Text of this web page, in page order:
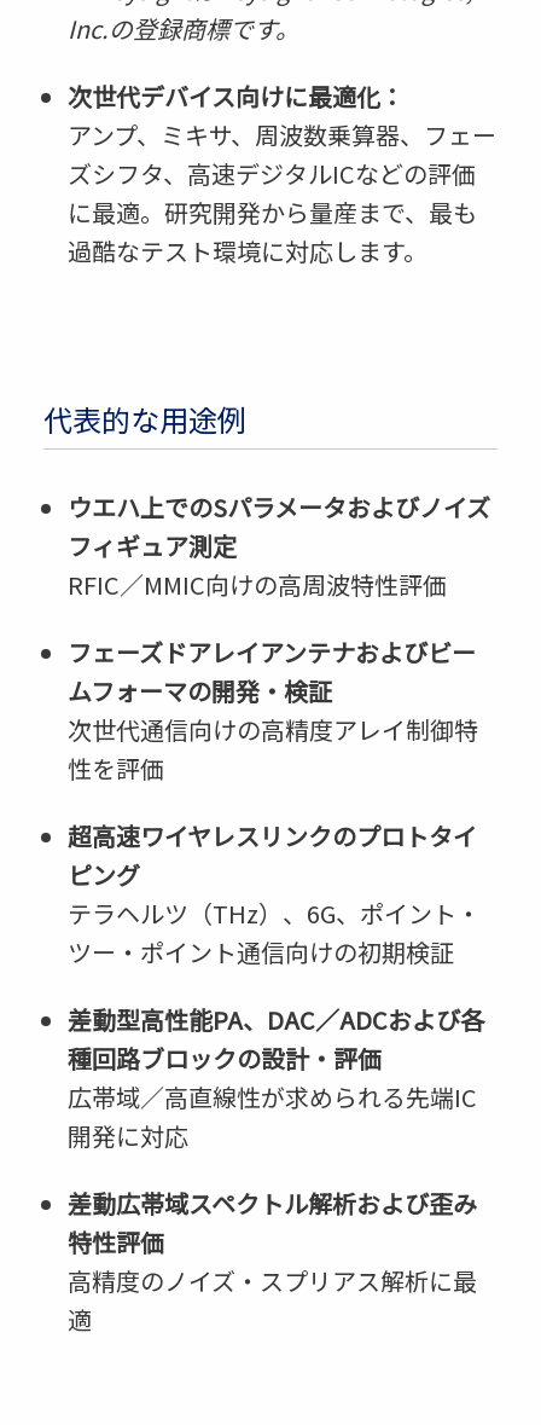
Inc.の登録商標です。
次世代デバイス向けに最適化：
アンプ、ミキサ、周波数乗算器、フェー
ズシフタ、高速デジタルICなどの評価
に最適。研究開発から量産まで、最も
過酷なテスト環境に対応します。
代表的な用途例
ウエハ上でのSパラメータおよびノイズ
フィギュア測定
RFIC／MMIC向けの高周波特性評価
フェーズドアレイアンテナおよびビー
ムフォーマの開発・検証
次世代通信向けの高精度アレイ制御特
性を評価
超高速ワイヤレスリンクのプロトタイ
ピング
テラヘルツ（THz）、6G、ポイント・
ツー・ポイント通信向けの初期検証
差動型高性能PA、DAC／ADCおよび各
種回路ブロックの設計・評価
広帯域／高直線性が求められる先端IC
開発に対応
差動広帯域スペクトル解析および歪み
特性評価
高精度のノイズ・スプリアス解析に最
適